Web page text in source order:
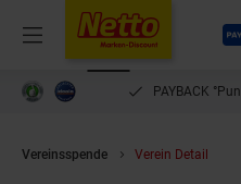
Menü
PAYBACK
Vereinsspende Verein Detail